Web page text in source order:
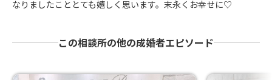
なりましたこととても嬉しく思います。末永くお幸せに♡
この相談所の他の成婚者エピソード